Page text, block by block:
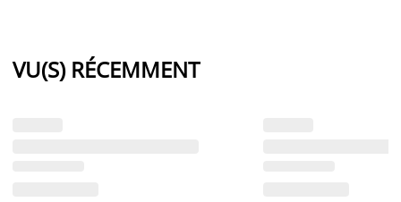
VU(S) RÉCEMMENT